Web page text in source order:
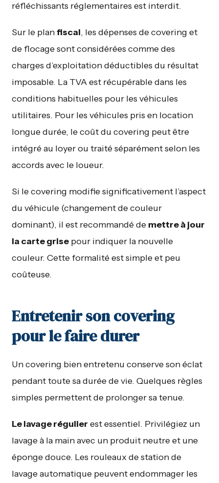
réfléchissants réglementaires est interdit.
Sur le planfiscal, les dépenses de covering et
de flocage sont considérées comme des
charges d’exploitation déductibles du résultat
imposable. La TVA est récupérable dans les
conditions habituelles pour les véhicules
utilitaires. Pour les véhicules pris en location
longue durée, le coût du covering peut être
intégré au loyer ou traité séparément selon les
accords avec le loueur.
Si le covering modifie significativement l’aspect
du véhicule (changement de couleur
dominant), il est recommandé de mettre à jour
la carte grise pour indiquer la nouvelle
couleur. Cette formalité est simple et peu
coûteuse.
Entretenir son covering
pour le faire durer
Un covering bien entretenu conserve son éclat
pendant toute sa durée de vie. Quelques règles
simples permettent de prolonger sa tenue.
Le lavage régulier est essentiel. Privilégiez un
lavage à la main avec un produit neutre et une
éponge douce. Les rouleaux de station de
lavage automatique peuvent endommager les